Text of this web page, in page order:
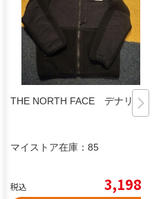
THE NORTH FACE デナリ
マイストア在庫： 85
税込 3,198